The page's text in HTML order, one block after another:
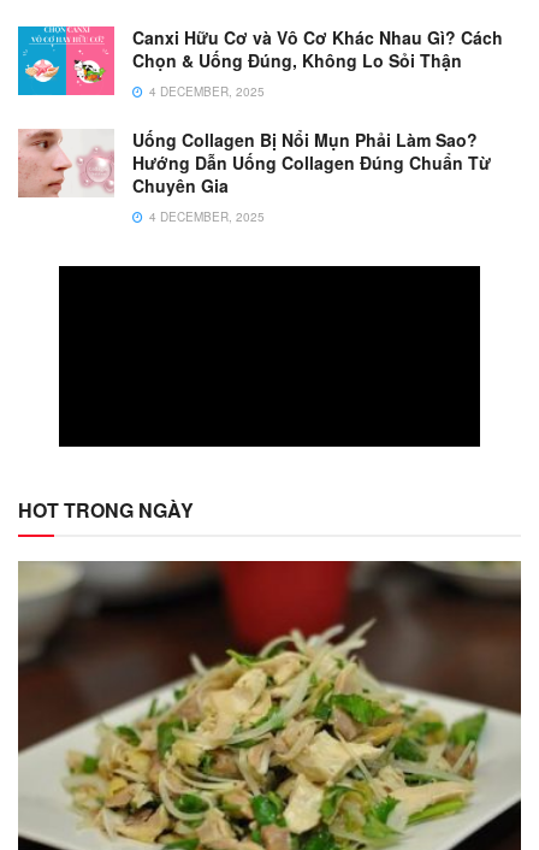
Canxi Hữu Cơ và Vô Cơ Khác Nhau Gì? Cách
Chọn & Uống Đúng, Không Lo Sỏi Thận
4 DECEMBER, 2025
Uống Collagen Bị Nổi Mụn Phải Làm Sao?
Hướng Dẫn Uống Collagen Đúng Chuẩn Từ
Chuyên Gia
4 DECEMBER, 2025
HOT TRONG NGÀY